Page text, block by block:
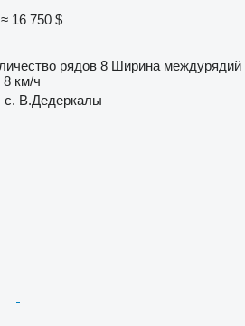
≈ 16 750 $
рядов 8 Ширина междурядий
8 км/ч
с. В.Дедеркалы